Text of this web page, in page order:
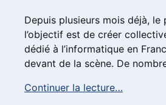
Depuis plusieurs mois déjà, le
l’objectif est de créer
dédié à l’informatique en
devant de la scène. De
Continuer la lecture…